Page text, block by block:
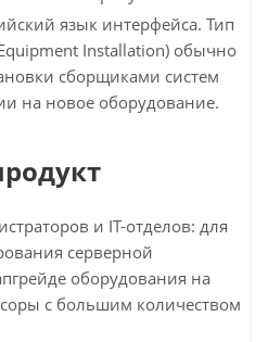
язык интерфейса. Тип
Installation) обычно
сборщиками систем
на новое оборудование.
и IT-отделов: для
серверной
оборудования на
с большим количеством